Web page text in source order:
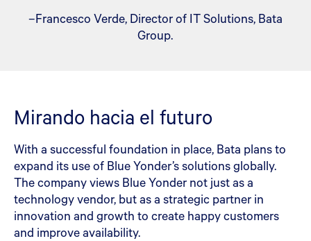
–Francesco Verde, Director of IT Solutions, Bata
Group.
Mirando hacia el futuro
With a successful foundation in place, Bata plans to
expand its use of Blue Yonder’s solutions globally.
The company views Blue Yonder not just as a
technology vendor, but as a strategic partner in
innovation and growth to create happy customers
and improve availability.